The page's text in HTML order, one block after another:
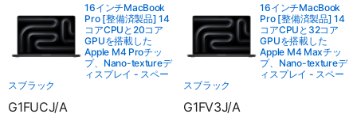
16インチMacBook
Pro [整備済製品] 14
コアCPUと20コア
GPUを搭載した
Apple M4 Proチッ
プ、Nano-textureデ
ィスプレイ - スペー
スブラック
G1FUCJ/A
16インチMacBook
Pro [整備済製品] 14
コアCPUと32コア
GPUを搭載した
Apple M4 Maxチッ
プ、Nano-textureデ
ィスプレイ - スペー
スブラック
G1FV3J/A